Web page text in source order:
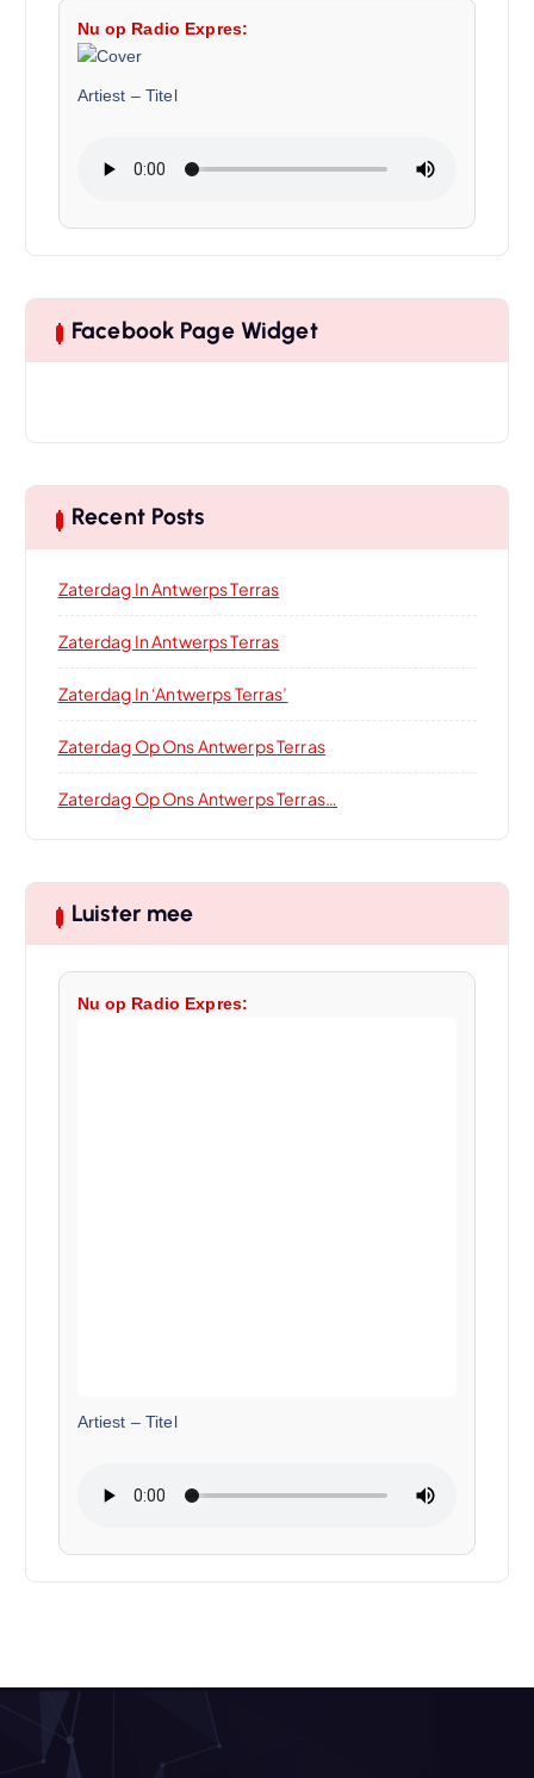
Nu op Radio Expres:
Artiest – Titel
Facebook Page Widget
Recent Posts
Zaterdag In Antwerps Terras
Zaterdag In Antwerps Terras
Zaterdag In ‘Antwerps Terras’
Zaterdag Op Ons Antwerps Terras
Zaterdag Op Ons Antwerps Terras…
Luister mee
Nu op Radio Expres:
Artiest – Titel